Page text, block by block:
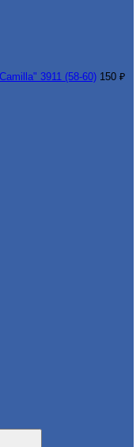
3911 (58-60) 150 ₽